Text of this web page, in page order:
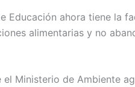
Educación ahora tiene la
alimentarias y no
Ministerio de Ambiente